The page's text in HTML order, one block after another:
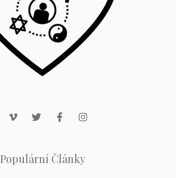
Populární Články